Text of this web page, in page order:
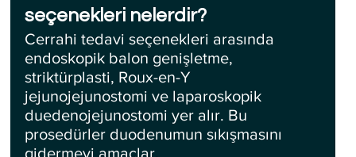
seçenekleri nelerdir?
Cerrahi tedavi seçenekleri arasında
endoskopik balon genişletme,
striktürplasti, Roux-en-Y
jejunojejunostomi ve laparoskopik
duedenojejunostomi yer alır. Bu
prosedürler duodenumun sıkışmasını
gidermeyi amaçlar.